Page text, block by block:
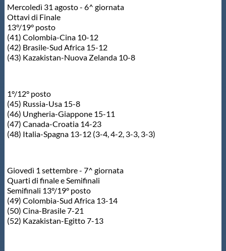
Mercoledì 31 agosto - 6^ giornata
Ottavi di Finale
13°/19° posto
(41) Colombia-Cina 10-12
(42) Brasile-Sud Africa 15-12
(43) Kazakistan-Nuova Zelanda 10-8
1°/12° posto
(45) Russia-Usa 15-8
(46) Ungheria-Giappone 15-11
(47) Canada-Croatia 14-23
(48) Italia-Spagna 13-12 (3-4, 4-2, 3-3, 3-3)
Giovedì 1 settembre - 7^ giornata
Quarti di finale e Semifinali
Semifinali 13°/19° posto
(49) Colombia-Sud Africa 13-14
(50) Cina-Brasile 7-21
(52) Kazakistan-Egitto 7-13